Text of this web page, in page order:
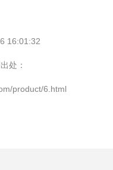
16:01:32
处：
product/6.html